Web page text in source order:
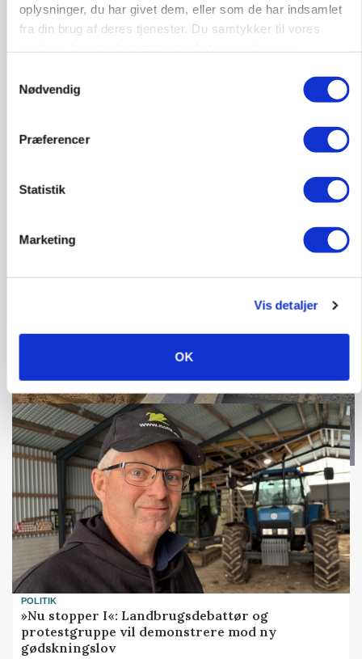
oplysninger, du har givet dem, eller som de har indsamlet
fra din brug af deres tjenester. Du samtykker til vores
Nødvendig
Præferencer
Statistik
Marketing
Vis detaljer
OK
Fra mark til mur: Byggeriet kan åbne nyt
Annonce
Loading...
POLITIK
»Nu stopper I«: Landbrugsdebattør og
protestgruppe vil demonstrere mod ny
gødskningslov